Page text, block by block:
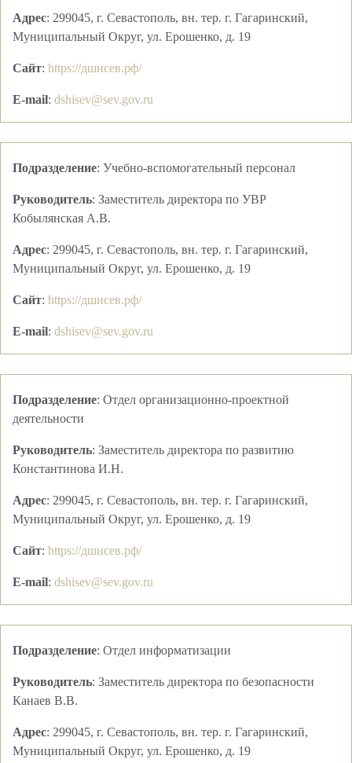
Адрес: 299045, г. Севастополь, вн. тер. г. Гагаринский,
Муниципальный Округ, ул. Ерошенко, д. 19
Сайт: https://дшисев.рф/
E-mail: dshisev@sev.gov.ru
Подразделение: Учебно-вспомогательный персонал
Руководитель: Заместитель директора по УВР
Кобылянская А.В.
Адрес: 299045, г. Севастополь, вн. тер. г. Гагаринский,
Муниципальный Округ, ул. Ерошенко, д. 19
Сайт: https://дшисев.рф/
E-mail: dshisev@sev.gov.ru
Подразделение: Отдел организационно-проектной
деятельности
Руководитель: Заместитель директора по развитию
Константинова И.Н.
Адрес: 299045, г. Севастополь, вн. тер. г. Гагаринский,
Муниципальный Округ, ул. Ерошенко, д. 19
Сайт: https://дшисев.рф/
E-mail: dshisev@sev.gov.ru
Подразделение: Отдел информатизации
Руководитель: Заместитель директора по безопасности
Канаев В.В.
Адрес: 299045, г. Севастополь, вн. тер. г. Гагаринский,
Муниципальный Округ, ул. Ерошенко, д. 19